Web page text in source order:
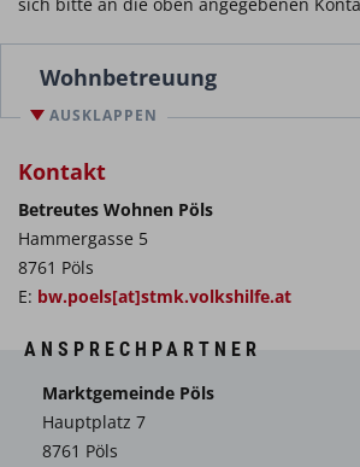
Wohnbetreuung
AUSKLAPPEN
Kontakt
Betreutes Wohnen Pöls
Hammergasse 5
8761 Pöls
E: bw.poels[at]stmk.volkshilfe.at
ANSPRECHPARTNER
Marktgemeinde Pöls
Hauptplatz 7
8761 Pöls